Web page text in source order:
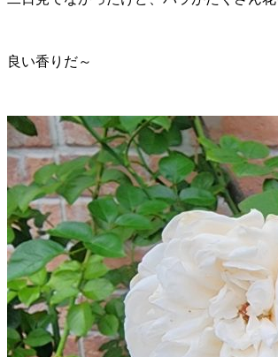
良い香りだ～